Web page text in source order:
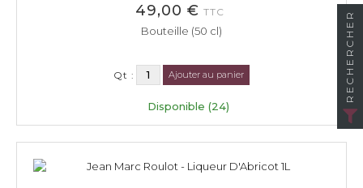
49,00 € TTC
Bouteille (50 cl)
Qt : Ajouter au panier
Disponible (24)
RECHERCHER